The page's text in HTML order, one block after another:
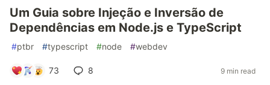
Um Guia sobre Injeção e Inversão de
Dependências em Node.js e TypeScript
#ptbr #typescript #node #webdev
73 8 9 min read